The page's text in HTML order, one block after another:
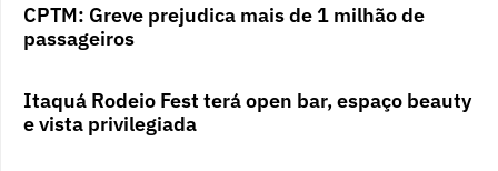
CPTM: Greve prejudica mais de 1 milhão de
passageiros
Itaquá Rodeio Fest terá open bar, espaço beauty
e vista privilegiada